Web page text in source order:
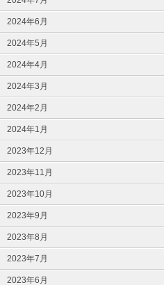
2024年6月
2024年5月
2024年4月
2024年3月
2024年2月
2024年1月
2023年12月
2023年11月
2023年10月
2023年9月
2023年8月
2023年7月
2023年6月